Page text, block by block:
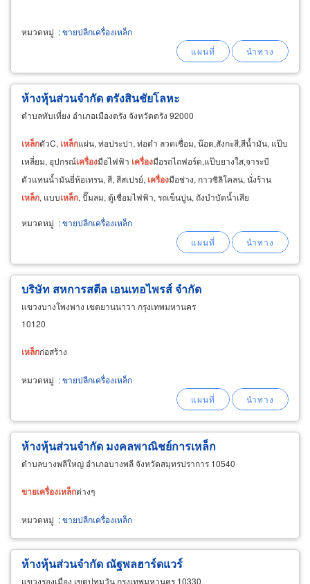
หมวดหมู่ :ขายปลีกเครื่องเหล็ก
ห้างหุ้นส่วนจำกัด ตรังสินชัยโลหะ
ตำบลทับเที่ยง อำเภอเมืองตรัง จังหวัดตรัง 92000
เหล็กตัวC, เหล็กแผ่น, ท่อประปา, ท่อดำ ลวดเชื่อม, น๊อต,สังกะสี,สีน้ำมัน, แป๊บ
เหลี่ยม, อุปกรณ์เครื่องมือไฟฟ้า เครื่องมือรถไถฟอร์ด,แป๊บยางใส,จาระบี
ตัวแทนน้ำมันยี่ห้อเทรน, สี, สีสเปรย์, เครื่องมือช่าง, กาวซิลิโคลน, นั่งร้าน
เหล็ก, แบบเหล็ก, ปั๊มลม, ตู้เชื่อมไฟฟ้า, รถเข็นปูน, ถังบำบัดน้ำเสีย
หมวดหมู่ :ขายปลีกเครื่องเหล็ก
บริษัท สหการสตีล เอนเทอไพรส์ จำกัด
แขวงบางโพงพาง เขตยานนาวา กรุงเทพมหานคร
10120
เหล็กก่อสร้าง
หมวดหมู่ :ขายปลีกเครื่องเหล็ก
ห้างหุ้นส่วนจำกัด มงคลพาณิชย์การเหล็ก
ตำบลบางพลีใหญ่ อำเภอบางพลี จังหวัดสมุทรปราการ 10540
ขายเครื่องเหล็กต่างๆ
หมวดหมู่ :ขายปลีกเครื่องเหล็ก
ห้างหุ้นส่วนจำกัด ณัฐพลฮาร์ดแวร์
แขวงรองเมือง เขตปทุมวัน กรุงเทพมหานคร 10330